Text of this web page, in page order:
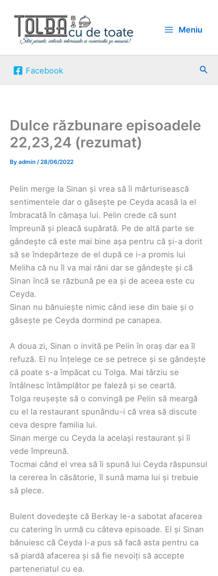
content
Meniu
Facebook
Dulce răzbunare episoadele
22,23,24 (rezumat)
By admin /28/06/2022
Pelin merge la Sinan și vrea să îi mărturisească
sentimentele dar o găsește pe Ceyda acasă la el
îmbracată în cămașa lui. Pelin crede că sunt
împreună și pleacă supărată. Pe de altă parte se
gândește că este mai bine așa pentru că și-a dorit
să se îndepărteze de el după ce i-a promis lui
Meliha că nu îl va mai răni dar se gândește și că
Sinan încă se răzbună pe ea și de aceea este cu
Ceyda.
Sinan nu bănuiește nimic când iese din baie și o
găsește pe Ceyda dormind pe canapea.
A doua zi, Sinan o invită pe Pelin în oraș dar ea îl
refuză. El nu înțelege ce se petrece și se gândește
că poate s-a împăcat cu Tolga. Mai târziu se
întâlnesc întâmplător pe faleză și se ceartă.
Tolga reușește să o convingă pe Pelin să meargă
cu el la restaurant spunându-i că vrea să discute
ceva despre familia lui.
Sinan merge cu Ceyda la același restaurant și îi
vede împreună.
Tocmai când el vrea să îi spună lui Ceyda răspunsul
la cererea în căsătorie, îl sună mama lui și trebuie
să plece.
Bulent dovedește că Berkay le-a sabotat afacerea
cu catering în urmă cu câteva episoade. El și Sinan
bănuiesc că Ceyda l-a pus să facă asta pentru ca
să piardă afacerea și să fie nevoiți să accepte
parteneriatul cu ea.